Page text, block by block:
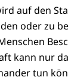
auf den
oder zu
kann nur
tun